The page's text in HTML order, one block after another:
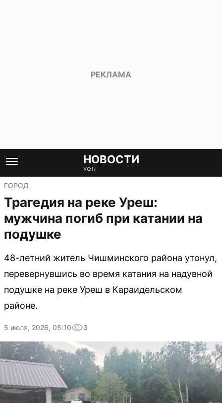
НОВОСТИ
УФЫ
ГОРОД
Трагедия на реке Уреш:
мужчина погиб при катании на
подушке
48-летний житель Чишминского района утонул,
перевернувшись во время катания на надувной
подушке на реке Уреш в Караидельском
районе.
5 июля, 2026, 05:10 3